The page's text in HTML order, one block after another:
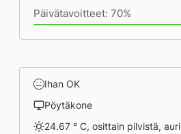
Päivätavoitteet: 70%
Ihan OK
Pöytäkone
24.67 ° C, osittain pilvistä,